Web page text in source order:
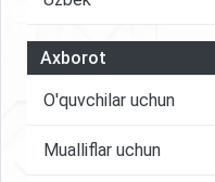
Axborot
O'quvchilar uchun
Mualliflar uchun